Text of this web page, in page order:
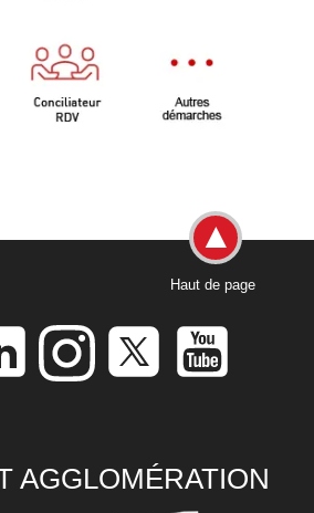
Haut de page
AGGLOMÉRATION